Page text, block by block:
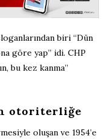
biri “Dün
göre yap” idi. CHP
bu kez kanma”
otoriterliğe
oluşan ve 1954’e